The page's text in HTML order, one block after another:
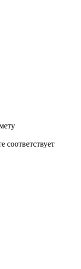
соответствует